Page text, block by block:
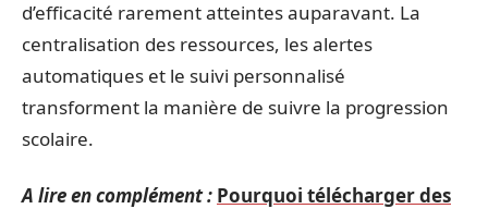
d’efficacité rarement atteintes auparavant. La
centralisation des ressources, les alertes
automatiques et le suivi personnalisé
transforment la manière de suivre la progression
scolaire.
A lire en complément : Pourquoi télécharger des